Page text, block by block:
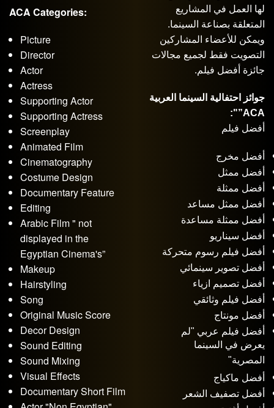
ACA Categories:
Picture
Director
Actor
Actress
Supporting Actor
Supporting Actress
Screenplay
Animated Film
Cinematography
Costume Design
Documentary Feature
Editing
Arabic Film " not
displayed in the
Egyptian Cinema's”
Makeup
Hairstyling
Song
Original Music Score
Decor Design
Sound Editing
Sound Mixing
Visual Effects
Documentary Short Film
لها العمل في المشاريع
المتعلقة بصناعة السينما.
ويمكن للأعضاء المشاركين
التصويت فقط لجميع مجالات
جائزة أفضل فيلم.
جوائز احتفالية السينما العربية
ACA”":
أفضل فيلم
أفضل مخرج
أفضل ممثل
أفضل ممثلة
أفضل ممثل مساعد
أفضل ممثلة مساعدة
أفضل سيناريو
أفضل فيلم رسوم متحركة
أفضل تصوير سينمائي
أفضل تصميم ازياء
أفضل فيلم وثائقي
أفضل مونتاج
أفضل فيلم عربي "لم
يعرض في السينما
المصرية"
أفضل ماكياج
أفضل تصفيف الشعر